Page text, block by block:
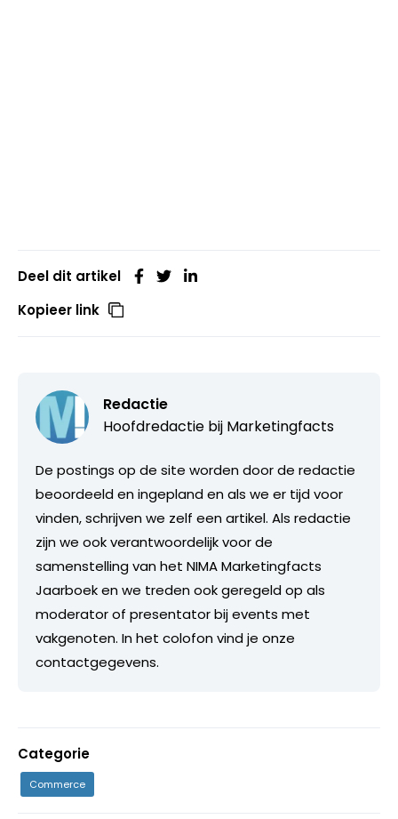
Deel dit artikel
Kopieer link
Redactie
Hoofdredactie bij Marketingfacts
De postings op de site worden door de redactie
beoordeeld en ingepland en als we er tijd voor
vinden, schrijven we zelf een artikel. Als redactie
zijn we ook verantwoordelijk voor de
samenstelling van het NIMA Marketingfacts
Jaarboek en we treden ook geregeld op als
moderator of presentator bij events met
vakgenoten. In het colofon vind je onze
contactgegevens.
Categorie
Commerce